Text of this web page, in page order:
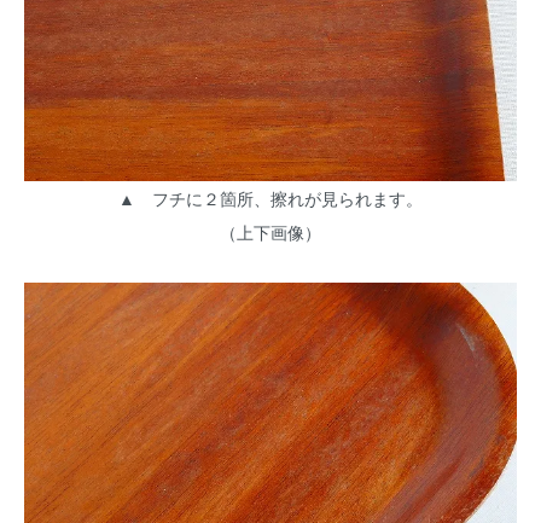
▲ フチに２箇所、擦れが見られます。
（上下画像）